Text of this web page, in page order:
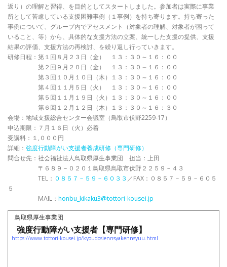
返り）の理解と習得、を目的としてスタートしました。参加者は実際に事業
所として苦慮している支援困難事例（１事例）を持ち寄ります。持ち寄った
事例について、グループ内でアセスメント（対象者の理解、対象者が困って
いること、等）から、具体的な支援方法の立案、統一した支援の提供、支援
結果の評価、支援方法の再検討、を繰り返し行っていきます。
研修日程：第１回８月２３日（金） １３：３０～１６：００
第２回９月２０日（金） １３：３０～１６：００
第３回１０月１０日（木）１３：３０～１６：００
第４回１１月５日（火） １３：３０～１６：００
第５回１１月１９日（火）１３：３０～１６：００
第６回１２月１２日（木）１３：３０～１６：３０
会場：地域支援総合センター会議室（鳥取市伏野2259-17）
申込期限：７月１６日（火）必着
受講料：１,０００円
詳細： 強度行動障がい支援者養成研修（専門研修）
問合せ先：社会福祉法人鳥取県厚生事業団 担当：上田
〒６８９－０２０１鳥取県鳥取市伏野２２５９－４３
TEL： ０８５７－５９－６０３３ ／FAX：０８５７－５９－６０５
５
MAIL： honbu_kikaku3@tottori-kousei.jp
鳥取県厚生事業団
強度行動障がい支援者【専門研修】
https://www.tottori-kousei.jp/kyoudosiennsyakennsyuu.html